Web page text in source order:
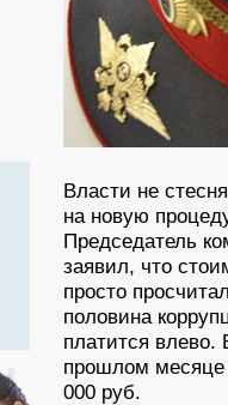
Власти не
на новую
Председатель
заявил, что
просто
половина
платится влево.
прошлом месяце
000 руб.